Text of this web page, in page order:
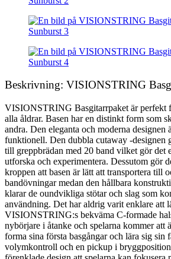
Beskrivning: VISIONSTRING
VISIONSTRING Basgitarrpaket är perfekt
alla åldrar. Basen har en distinkt form som
andra. Den eleganta och moderna designen
funktionell. Den dubbla cutaway -designen
till greppbrädan med 20 band vilket gör det
utforska och experimentera. Dessutom gör
kroppen att basen är lätt att transportera till
bandövningar medan den hållbara
klarar de oundvikliga stötar och slag som
användning. Det har aldrig varit enklare att
VISIONSTRING:s bekväma C-formade
nybörjare i åtanke och spelarna kommer att
forma sina första basgångar och lära sig sin
volymkontroll och en pickup i